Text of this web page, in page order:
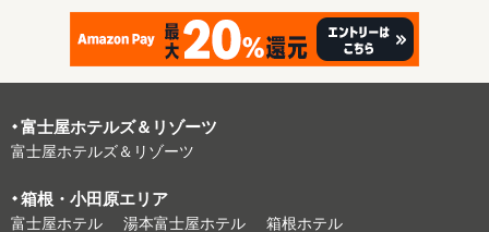
富⼠屋ホテルズ＆リゾーツ
富⼠屋ホテルズ＆リゾーツ
箱根・⼩⽥原エリア
富⼠屋ホテル 湯本富⼠屋ホテル 箱根ホテル